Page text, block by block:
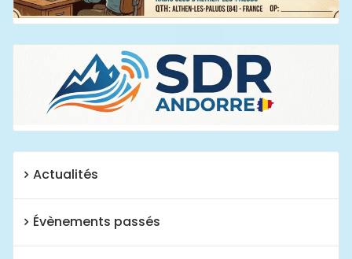
Actualités
Évènements passés